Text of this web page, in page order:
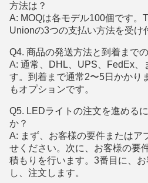
方法は？
A: MOQは各モデル100個です。
Unionの3つの支払い方法を受け
Q4. 商品の発送方法と到着まで
A: 通常、DHL、UPS、FedEx、
す。到着まで通常2〜5日かかり
もオプションです。
Q5. LEDライトの注文を進める
か？
A: まず、お客様の要件またはア
せください。次に、お客様の要
積もりを行います。3番目に、
し、注文します。